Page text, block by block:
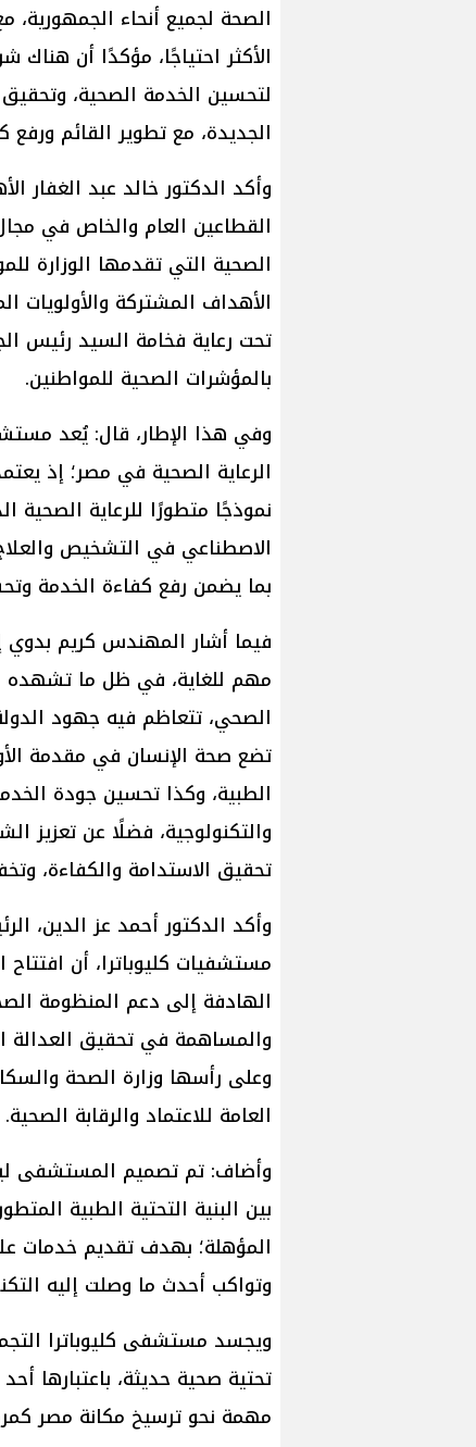
الصحة لجميع أنحاء
الأكثر احتياجًا، مؤكدًا أن
لتحسين الخدمة الصحية، وتحقيق
الجديدة، مع تطوير القائم ورفع
وأكد الدكتور خالد عبد الغفار
القطاعين العام والخاص في
الصحية التي تقدمها الوزارة
الأهداف المشتركة والأولويات
تحت رعاية فخامة السيد رئيس
بالمؤشرات الصحية للمواطنين.
وفي هذا الإطار، قال: يُعد
الرعاية الصحية في مصر؛ إذ
نموذجًا متطورًا للرعاية الصحية
الاصطناعي في التشخيص
بما يضمن رفع كفاءة الخدمة
فيما أشار المهندس كريم
مهم للغاية، في ظل ما تشهده
الصحي، تتعاظم فيه جهود
تضع صحة الإنسان في مقدمة
الطبية، وكذا تحسين جودة
والتكنولوجية، فضلًا عن تعزيز
تحقيق الاستدامة والكفاءة،
وأكد الدكتور أحمد عز الدين،
مستشفيات كليوباترا، أن
الهادفة إلى دعم المنظومة
والمساهمة في تحقيق العدالة
وعلى رأسها وزارة الصحة
العامة للاعتماد والرقابة الصحية.
وأضاف: تم تصميم المستشفى
بين البنية التحتية الطبية
المؤهلة؛ بهدف تقديم خدمات
وتواكب أحدث ما وصلت إليه
ويجسد مستشفى كليوباترا
تحتية صحية حديثة، باعتبارها
مهمة نحو ترسيخ مكانة مصر